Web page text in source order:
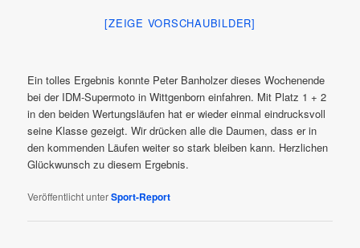
[ZEIGE VORSCHAUBILDER]
Ein tolles Ergebnis konnte Peter Banholzer dieses Wochenende
bei der IDM-Supermoto in Wittgenborn einfahren. Mit Platz 1 + 2
in den beiden Wertungsläufen hat er wieder einmal eindrucksvoll
seine Klasse gezeigt. Wir drücken alle die Daumen, dass er in
den kommenden Läufen weiter so stark bleiben kann. Herzlichen
Glückwunsch zu diesem Ergebnis.
Veröffentlicht unterSport-Report